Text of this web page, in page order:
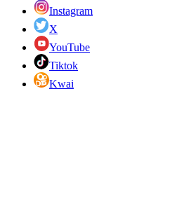
Instagram
X
YouTube
Tiktok
Kwai